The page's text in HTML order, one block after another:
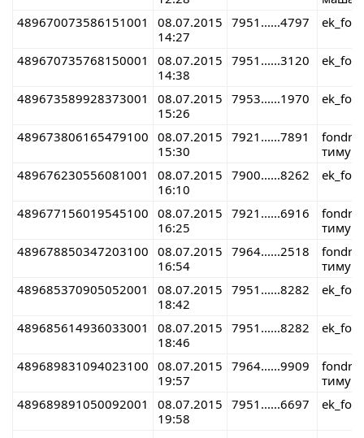
489670073586151001
08.07.2015
14:27
7951......4797
489670735768150001
08.07.2015
14:38
7951......3120
489673589928373001
08.07.2015
15:26
7953......1970
489673806165479100 08.07.2015
15:30
7921......7891
тимур
489676230556081001
08.07.2015
16:10
7900......8262
489677156019545100 08.07.2015
16:25
7921......6916
тимур
489678850347203100 08.07.2015
16:54
7964......2518
тимур
489685370905052001
08.07.2015
18:42
7951......8282
489685614936033001
08.07.2015
18:46
7951......8282
489689831094023100 08.07.2015
19:57
7964......9909
тимур
489689891050092001
08.07.2015
19:58
7951......6697